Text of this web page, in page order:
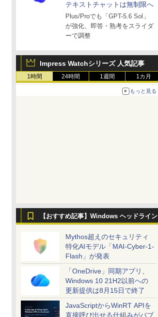
テキストチャットは無制限へ
Plus/Proでも「GPT-5.6 Sol」
が強化、即答・熟考をスライダ
ーで調整
Impress Watchシリーズ 人気記事
1時間 24時間 1週間 1カ月
もっと見る
【おすすめ記事】Windows ヘッドライン
Mythos超えのセキュリティ
特化AIモデル「MAI-Cyber-1-
Flash」が発表
「OneDrive」同期アプリ、
Windows 10 21H2以前への
更新提供は8月15日で終了
JavaScriptからWinRT APIを
直接呼び出せる仕組みがパブ